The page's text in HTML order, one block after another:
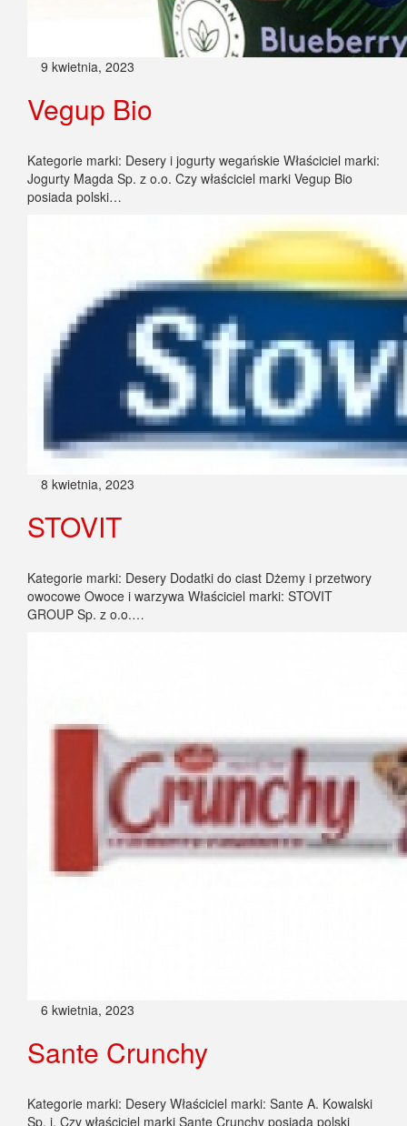
9 kwietnia, 2023
Vegup Bio
Kategorie marki: Desery i jogurty wegańskie Właściciel marki:
Jogurty Magda Sp. z o.o. Czy właściciel marki Vegup Bio
posiada polski…
8 kwietnia, 2023
STOVIT
Kategorie marki: Desery Dodatki do ciast Dżemy i przetwory
owocowe Owoce i warzywa Właściciel marki: STOVIT
GROUP Sp. z o.o.…
6 kwietnia, 2023
Sante Crunchy
Kategorie marki: Desery Właściciel marki: Sante A. Kowalski
Sp. j. Czy właściciel marki Sante Crunchy posiada polski